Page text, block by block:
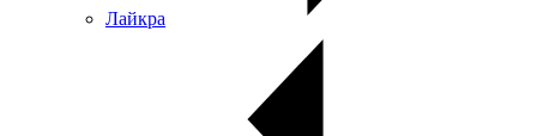
Лайкра